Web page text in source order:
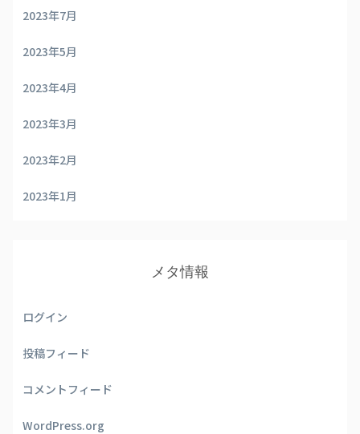
2023年7月
2023年5月
2023年4月
2023年3月
2023年2月
2023年1月
メタ情報
ログイン
投稿フィード
コメントフィード
WordPress.org